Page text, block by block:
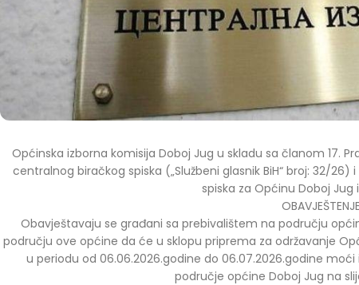
Općinska izborna komisija Doboj Jug u skladu sa članom 17.
centralnog biračkog spiska („Službeni glasnik BiH“ broj: 32/
spiska za Općinu Doboj Jug
OBAVJEŠTENJE
Obavještavaju se građani sa prebivalištem na području
području ove općine da će u sklopu priprema za održavanje
u periodu od 06.06.2026.godine do 06.07.2026.godine
područje općine Doboj Jug na